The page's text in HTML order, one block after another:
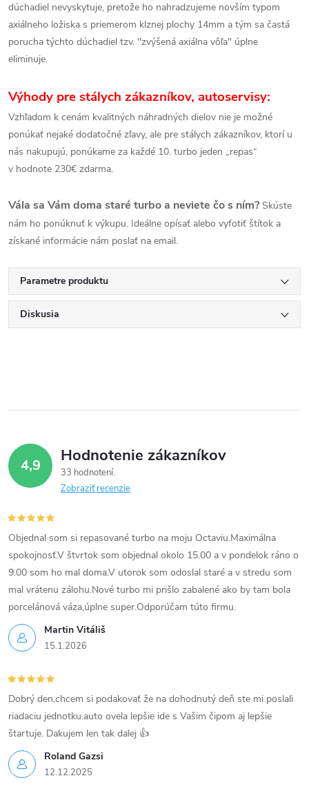
dúchadiel nevyskytuje, pretože ho nahradzujeme novším typom
axiálneho ložiska s priemerom klznej plochy 14mm a tým sa častá
porucha týchto dúchadiel tzv. "zvýšená axiálna vôľa" úplne
eliminuje.
Výhody pre stálych zákazníkov, autoservisy:
Vzhľadom k cenám kvalitných náhradných dielov nie je možné
ponúkať nejaké dodatočné zľavy, ale pre stálych zákazníkov, ktorí u
nás nakupujú, ponúkame za každé 10. turbo jeden „repas“
v hodnote 230€ zdarma.
Vála sa Vám doma staré turbo a neviete čo s ním? Skúste
nám ho ponúknuť k výkupu. Ideálne opísať alebo vyfotiť štítok a
získané informácie nám poslať na email.
Parametre produktu
Diskusia
4,9 Hodnotenie zákazníkov
33 hodnotení
Zobraziť recenzie
Martin Vitáliš
15.1.2026
Objednal som si repasované turbo na moju Octaviu.Maximálna
spokojnosť.V štvrtok som objednal okolo 15.00 a v pondelok ráno o
9.00 som ho mal doma.V utorok som odoslal staré a v stredu som
mal vrátenu zálohu.Nové turbo mi prišlo zabalené ako by tam bola
porcelánová váza,úplne super.Odporúčam túto firmu.
Roland Gazsi
12.12.2025
Dobrý den,chcem si podakovať že na dohodnutý deň ste mi poslali
riadaciu jednotku.auto ovela lepšie ide s Vašim čipom aj lepšie
štartuje. Dakujem len tak dalej 👍